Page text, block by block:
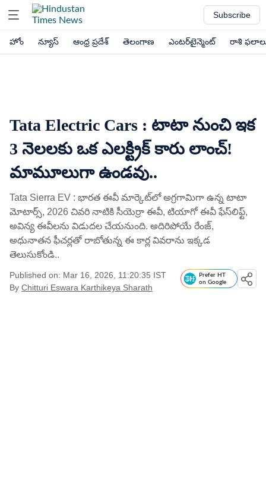
Subscribe
హోం న్యూస్ ఆంధ్ర ప్రదేశ్ తెలంగాణ ఎంటర్‌టైన్మెంట్ రాశి
Tata Electric Cars : టాటా నుంచి ఇక
3 నెలలకు ఒక ఎలక్ట్రిక్​ కారు లాంచ్​!
మామూలుగా ఉండవు..
Tata Sierra EV : భారత ఈవీ మార్కెట్​లో అగ్రగామిగా ఉన్న టాటా
మోటార్స్, 2026 చివరి నాటికి సీయెర్రా ఈవీ, టియాగో ఈవీ ఫేస్‌లిఫ్ట్,
అవిన్య ఈవీలను విడుదల చేయనుంది. అదిరిపోయే రేంజ్,
అధునాతన ఫీచర్లతో రాబోతున్న ఈ కార్ల వివరాను ఇక్కడ
తెలుసుకోండి..
Published on: Mar 16, 2026, 11:20:35 IST
By Chitturi Eswara Karthikeya Sharath
Prefer HT
on Google